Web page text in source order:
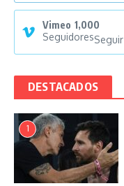
Vimeo 1,000
SeguidoresSeguir
DESTACADOS
1